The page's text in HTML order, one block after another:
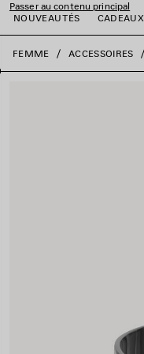
Passer au contenu principal
NOUVEAUTÉS
CADEAUX
fermer la bannière
FEMME ACCESSOIRES